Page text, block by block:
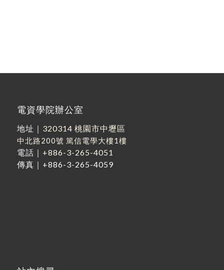
電資學院辦公室
地址｜ 320314 桃園市中壢區
中北路200號 篤信電學大樓1樓
電話｜ +886-3-265-4051
傳真｜+886-3-265-4059